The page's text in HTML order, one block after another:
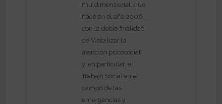
muldimensional, que
nace en el año 2006,
con la doble finalidad
de Visibilizar la
atención psicosocial
y, en particular, el
Trabajo Social en el
campo de las
emergencias y